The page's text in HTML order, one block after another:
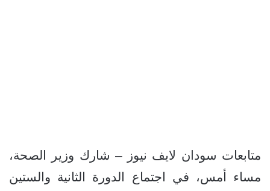
متابعات سودان لايف نيوز – شارك وزير الصحة،
مساء أمس، في اجتماع الدورة الثانية والستين